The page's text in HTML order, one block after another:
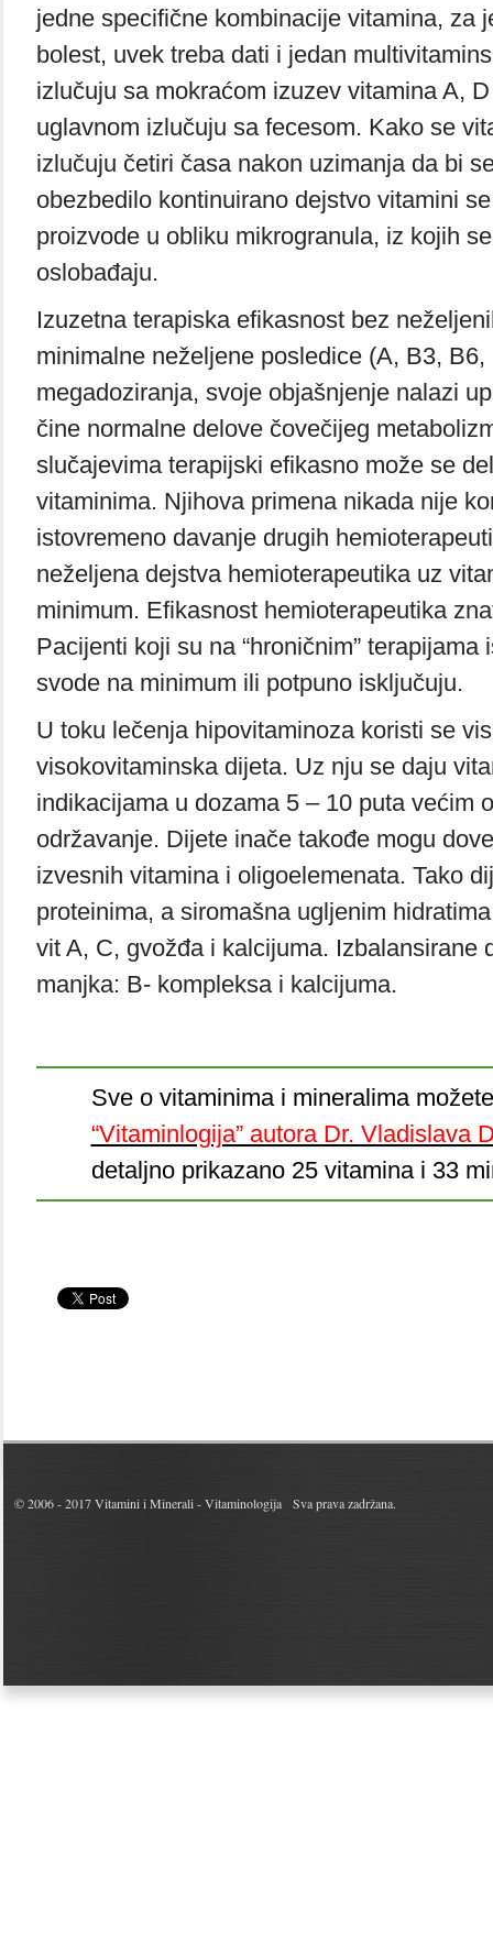
jedne specifične kombinacije vitamina, za
bolest, uvek treba dati i jedan
izlučuju sa mokraćom izuzev vitamina A,
uglavnom izlučuju sa fecesom. Kako se
izlučuju četiri časa nakon uzimanja da bi
obezbedilo kontinuirano dejstvo vitamini
proizvode u obliku mikrogranula, iz kojih
oslobađaju.
Izuzetna terapiska efikasnost bez
minimalne neželjene posledice (A, B3, B6,
megadoziranja, svoje objašnjenje nalazi
čine normalne delove čovečijeg
slučajevima terapijski efikasno može se
vitaminima. Njihova primena nikada nije
istovremeno davanje drugih
neželjena dejstva hemioterapeutika uz
minimum. Efikasnost hemioterapeutika
Pacijenti koji su na “hroničnim” terapijama
svode na minimum ili potpuno isključuju.
U toku lečenja hipovitaminoza koristi se
visokovitaminska dijeta. Uz nju se daju
indikacijama u dozama 5 – 10 puta većim
održavanje. Dijete inače takođe mogu
izvesnih vitamina i oligoelemenata. Tako
proteinima, a siromašna ugljenim
vit A, C, gvožđa i kalcijuma. Izbalansirane
manjka: B- kompleksa i kalcijuma.
Sve o vitaminima i mineralima
“Vitaminlogija” autora Dr. Vladislava
detaljno prikazano 25 vitamina i 33
© 2006 - 2017Vitamini i Minerali - Vitaminologija Sva prava zadržana.